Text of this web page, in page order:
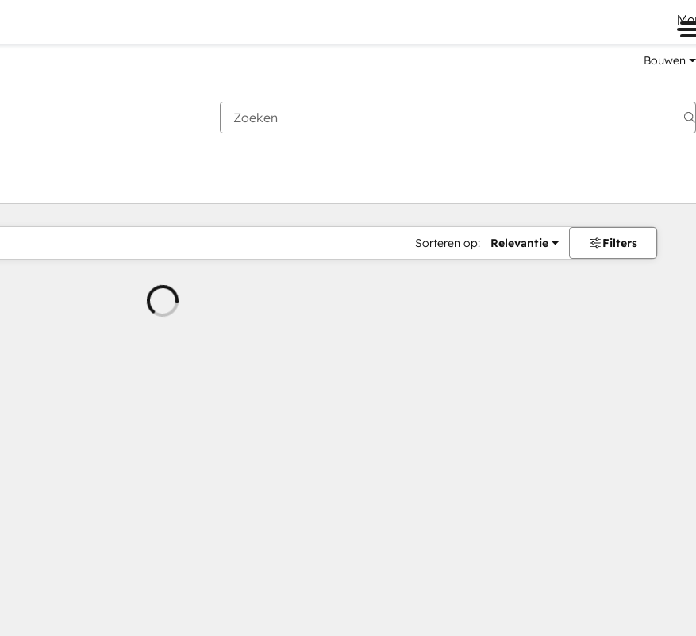
Bouwen
Sorteren op: Relevantie Filters
Wordt
geladen